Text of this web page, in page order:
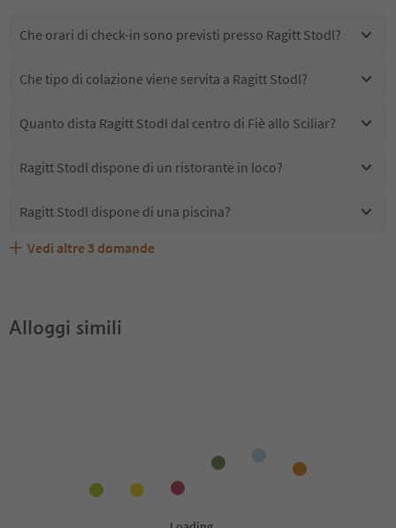
Che orari di check-in sono previsti presso Ragitt Stodl?
Che tipo di colazione viene servita a Ragitt Stodl?
Quanto dista Ragitt Stodl dal centro di Fiè allo Sciliar?
Ragitt Stodl dispone di un ristorante in loco?
Ragitt Stodl dispone di una piscina?
Ragitt Stodl accetta animali domestici?
Quali servizi/attività sono disponibili presso Ragitt
Gli ospiti di Ragitt Stodl ricevono l'Alto Adige Guest Pass?
Vedi altre 3 domande
Alloggi simili